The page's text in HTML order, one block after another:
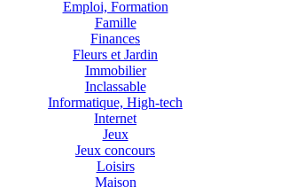
Emploi, Formation
Famille
Finances
Fleurs et Jardin
Immobilier
Inclassable
Informatique, High-tech
Internet
Jeux
Jeux concours
Loisirs
Maison